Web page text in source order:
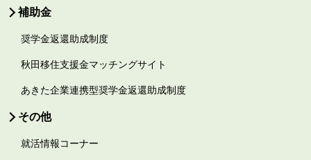
補助金
奨学金返還助成制度
秋田移住支援金マッチングサイト
あきた企業連携型奨学金返還助成制度
その他
就活情報コーナー